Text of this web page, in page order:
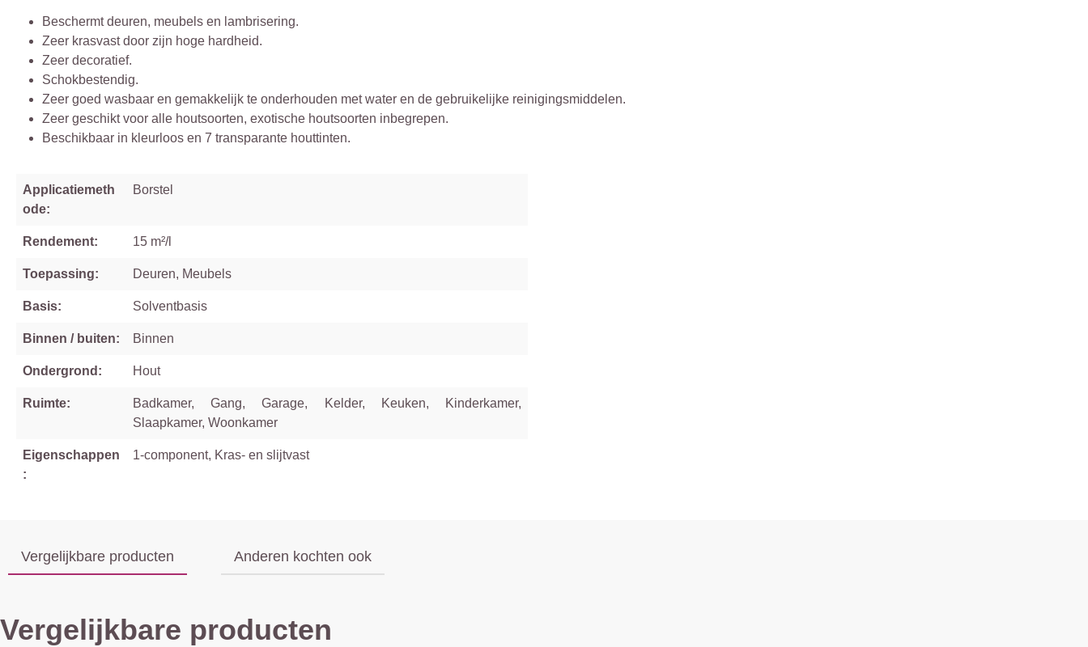
Beschermt deuren, meubels en lambrisering.
Zeer krasvast door zijn hoge hardheid.
Zeer decoratief.
Schokbestendig.
Zeer goed wasbaar en gemakkelijk te onderhouden met water en de gebruikelijke reinigingsmiddelen.
Zeer geschikt voor alle houtsoorten, exotische houtsoorten inbegrepen.
Beschikbaar in kleurloos en 7 transparante houttinten.
Applicatiemeth
ode:
Borstel
Rendement: 15 m²/l
Toepassing: Deuren, Meubels
Basis: Solventbasis
Binnen / buiten: Binnen
Ondergrond: Hout
Ruimte:
Badkamer, Gang, Garage, Kelder, Keuken, Kinderkamer,
Slaapkamer, Woonkamer
Eigenschappen
:
1-component, Kras- en slijtvast
Vergelijkbare producten Anderen kochten ook
Vergelijkbare producten